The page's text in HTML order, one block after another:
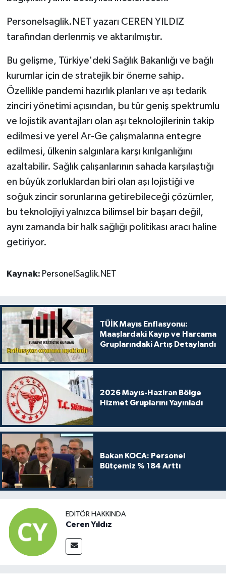
Personelsaglik.NET yazarı CEREN YILDIZ
tarafından derlenmiş ve aktarılmıştır.
Bu gelişme, Türkiye'deki Sağlık Bakanlığı ve bağlı
kurumlar için de stratejik bir öneme sahip.
Özellikle pandemi hazırlık planları ve aşı tedarik
zinciri yönetimi açısından, bu tür geniş spektrumlu
ve lojistik avantajları olan aşı teknolojilerinin takip
edilmesi ve yerel Ar-Ge çalışmalarına entegre
edilmesi, ülkenin salgınlara karşı kırılganlığını
azaltabilir. Sağlık çalışanlarının sahada karşılaştığı
en büyük zorluklardan biri olan aşı lojistiği ve
soğuk zincir sorunlarına getirebileceği çözümler,
bu teknolojiyi yalnızca bilimsel bir başarı değil,
aynı zamanda bir halk sağlığı politikası aracı haline
getiriyor.
Kaynak: PersonelSaglik.NET
TÜİK Mayıs Enflasyonu:
Maaşlardaki Kayıp ve Harcama
Gruplarındaki Artış Detaylandı
2026 Mayıs-Haziran Bölge
Hizmet Gruplarını Yayınladı
Bakan KOCA: Personel
Bütçemiz % 184 Arttı
EDITÖR HAKKINDA
Ceren Yıldız